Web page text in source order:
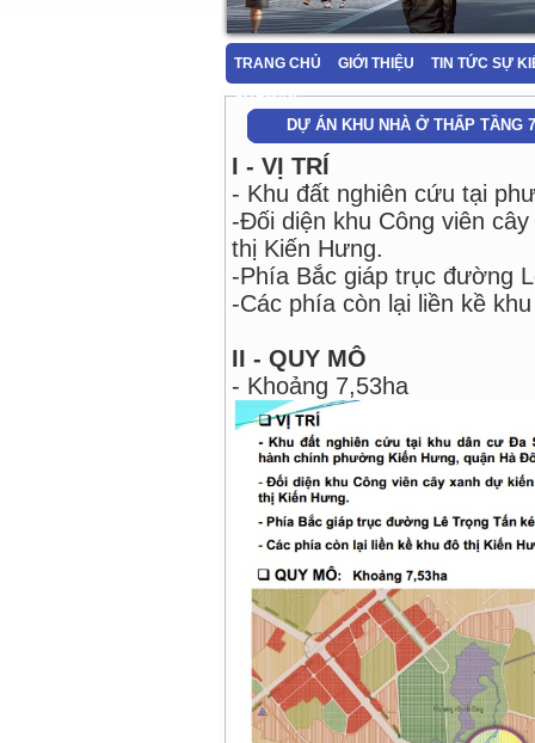
TRANG CHỦ GIỚI THIỆU
TIN TỨC SỰ
SITEMAP
DỰ ÁN KHU NHÀ Ở THẤP TẦNG
I - VỊ TRÍ
- Khu đất nghiên cứu tại
-Đối diện khu Công viên
thị Kiến Hưng.
-Phía Bắc giáp trục đường
-Các phía còn lại liền kề
II - QUY MÔ
- Khoảng 7,53ha